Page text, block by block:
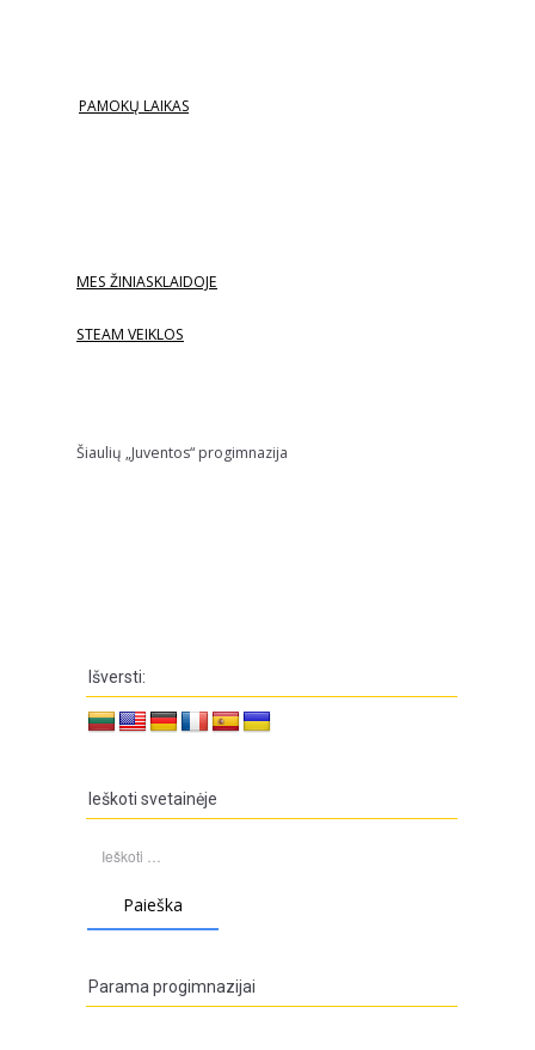
PAMOKŲ LAIKAS
MES ŽINIASKLAIDOJE
STEAM VEIKLOS
Šiaulių „Juventos“ progimnazija
Išversti:
Ieškoti svetainėje
Parama progimnazijai